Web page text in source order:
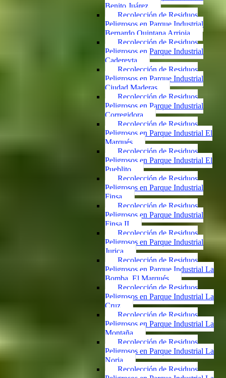
Benito Juárez
Recolección de Residuos
Peligrosos en Parque Industrial
Bernardo Quintana Arrioja
Recolección de Residuos
Peligrosos en Parque Industrial
Cadereyta
Recolección de Residuos
Peligrosos en Parque Industrial
Ciudad Maderas
Recolección de Residuos
Peligrosos en Parque Industrial
Corregidora
Recolección de Residuos
Peligrosos en Parque Industrial El
Marqués
Recolección de Residuos
Peligrosos en Parque Industrial El
Pueblito
Recolección de Residuos
Peligrosos en Parque Industrial
Finsa
Recolección de Residuos
Peligrosos en Parque Industrial
Finsa II
Recolección de Residuos
Peligrosos en Parque Industrial
Jurica
Recolección de Residuos
Peligrosos en Parque Industrial La
Bomba, El Marqués
Recolección de Residuos
Peligrosos en Parque Industrial La
Cruz
Recolección de Residuos
Peligrosos en Parque Industrial La
Montaña
Recolección de Residuos
Peligrosos en Parque Industrial La
Noria
Recolección de Residuos